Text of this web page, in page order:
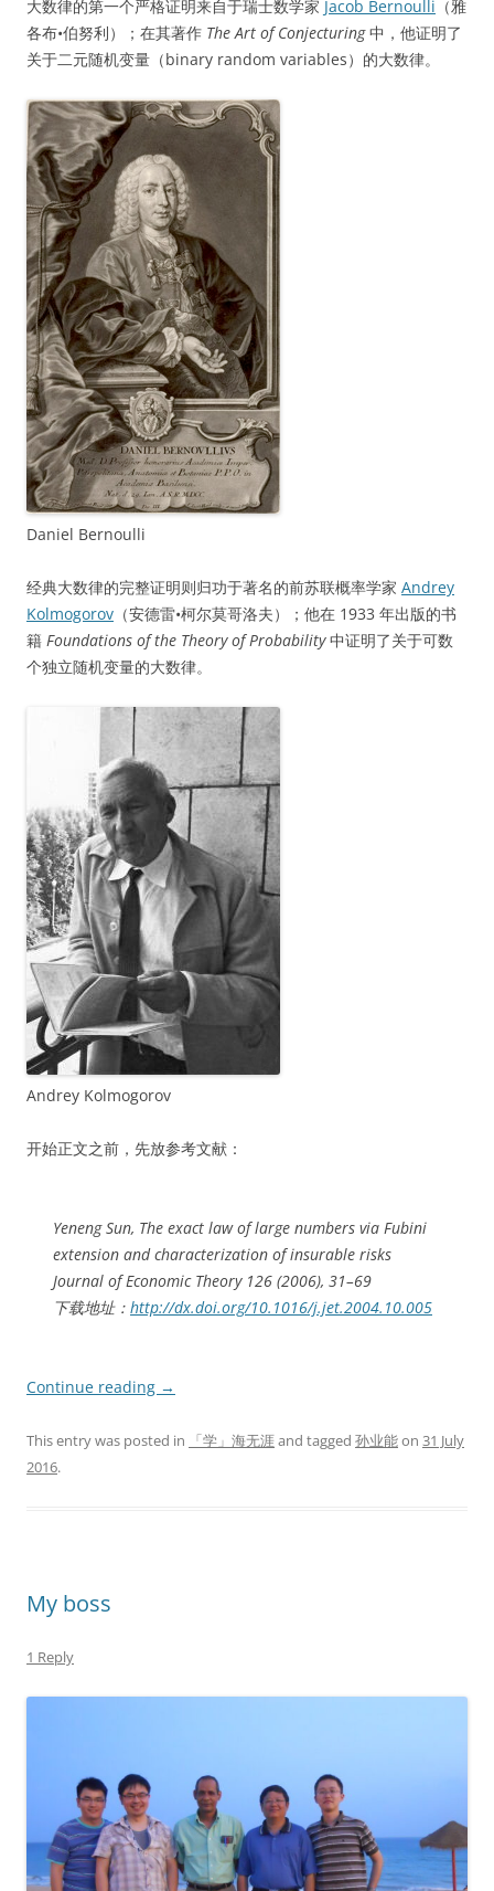
大数律的第一个严格证明来自于瑞士数学家 Jacob Bernoulli （雅
各布•伯努利）；在其著作 The Art of Conjecturing中，他证明了
关于二元随机变量（binary random variables）的大数律。
Daniel Bernoulli
经典大数律的完整证明则归功于著名的前苏联概率学家 Andrey
Kolmogorov （安德雷•柯尔莫哥洛夫）；他在 1933 年出版的书
籍 Foundations of the Theory of Probability中证明了关于可数
个独立随机变量的大数律。
Andrey Kolmogorov
开始正文之前，先放参考文献：
Yeneng Sun, The exact law of large numbers via Fubini
extension and characterization of insurable risks
Journal of Economic Theory 126 (2006), 31–69
下载地址： http://dx.doi.org/10.1016/j.jet.2004.10.005
Continue reading →
This entry was posted in 「学」海无涯and tagged 孙业能on 31 July
2016.
My boss
1 Reply